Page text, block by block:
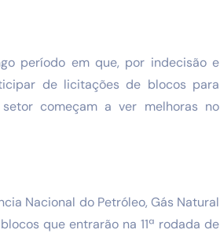
período em que, por indecisão e
de licitações de blocos para
começam a ver melhoras no
Nacional do Petróleo, Gás Natural
que entrarão na 11ª rodada de